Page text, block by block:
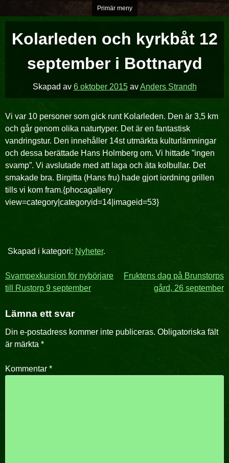
över
innehåll
Primär meny
Kolarleden och kyrkbåt 12
september i Bottnaryd
Skapad av 6 oktober 2015avAnders Strandh
Vi var 10 personer som gick runt Kolarleden. Den är 3,5 km
och går genom olika naturtyper. Det är en fantastisk
vandringstur. Den innehåller 14st utmärkta kulturlämningar
och dessa berättade Hans Holmberg om. Vi hittade ”ingen
svamp”. Vi avslutade med att laga och äta kolbullar. Det
smakade bra. Birgitta (Hans fru) hade gjort iordning grillen
tills vi kom fram.{phocagallery
view=category|categoryid=14|imageid=53}
Skapad i kategori: Nyheter.
Inläggsnavigering
Svampexkursion för nybörjare
till Rustorp 9 september
Fruktens dag på Brunstorps
gård, 26 september
Lämna ett svar
Din e-postadress kommer inte publiceras. Obligatoriska fält
är märkta *
Kommentar *